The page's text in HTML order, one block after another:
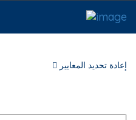
إعادة تحديد المعايير